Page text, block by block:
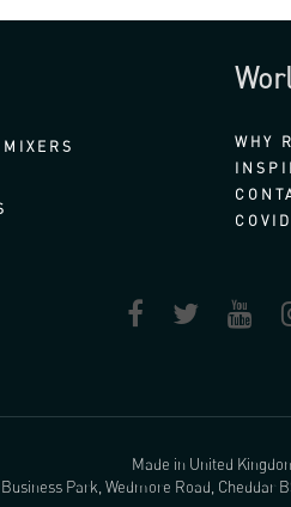
WHY
Made in United
Park, Wedmore Road, Cheddar